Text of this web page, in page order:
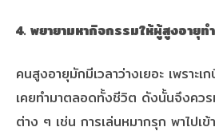
4. พยายามหากิจกรรมให้ผู้สูงอายุท
คนสูงอายุมักมีเวลาว่างเยอะ เพราะ
เคยทำมาตลอดทั้งชีวิต ดังนั้นจึงคว
ต่าง ๆ เช่น การเล่นหมากรุก พาไปเ